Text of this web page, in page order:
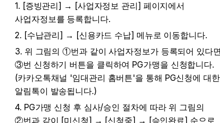
1. [증빙관리] → [사업자정보 관리] 페이지에서
사업자정보를 등록합니다.
2. [수납관리] → [신용카드 수납] 메뉴로 이동합니다.
3. 위 그림의 ①번과 같이 사업자정보가 등록되어 있다
③번 신청하기 버튼을 클릭하여 PG가맹을 신청합니다.
(카카오톡채널 '임대관리 홈버튼'을 통해 PG신청에 대한
알림톡이 발송됩니다.)
4. PG가맹 신청 후 심사/승인 절차에 따라 위 그림의
②번과 같이 [미신청] → [신청중] → [승인완료] 순으로